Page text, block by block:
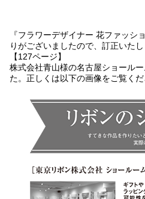
『フラワーデザイナー 花ファッシ
りがございましたので、訂正いたし
【127ページ】
株式会社青山様の名古屋ショール
た。正しくは以下の画像をご覧くだ